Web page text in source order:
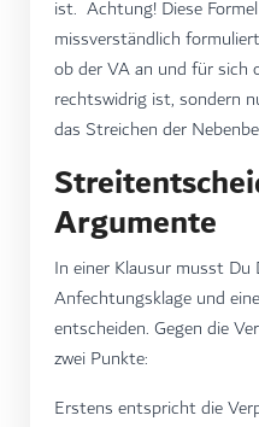
ist. Achtung! Diese
missverständlich
ob der VA an und für sich
rechtswidrig ist, sondern
das Streichen der
Argumente
In einer Klausur musst Du
Anfechtungsklage und
entscheiden. Gegen die
zwei Punkte:
Erstens entspricht die